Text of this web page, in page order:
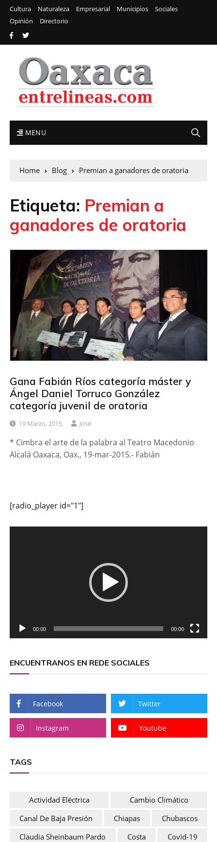
Cultura Naturaleza Empresarial Municipios
Sociales
Opinión
Directorio
MENU
Home Blog Premian a ganadores de oratoria
Etiqueta: Premian a
ganadores de oratoria
Gana Fabián Ríos categoría máster y
Ángel Daniel Torruco González
categoría juvenil de oratoria
19 Marzo, 2015 José
* Cimbra el arte de la palabra al Teatro Macedonio
Alcalá Oaxaca, Oax., 19-mar-2015.- Fabián
[radio_player id="1"]
00:00 00:00
ENCUENTRANOS EN REDE SOCIALES
Facebook Twitter
Instagram Youtube
TAGS
Actividad Eléctrica
Cambio Climático
Canal De Baja Presión
Chiapas
Chubascos
Claudia Sheinbaum Pardo
Costa
Covid-19